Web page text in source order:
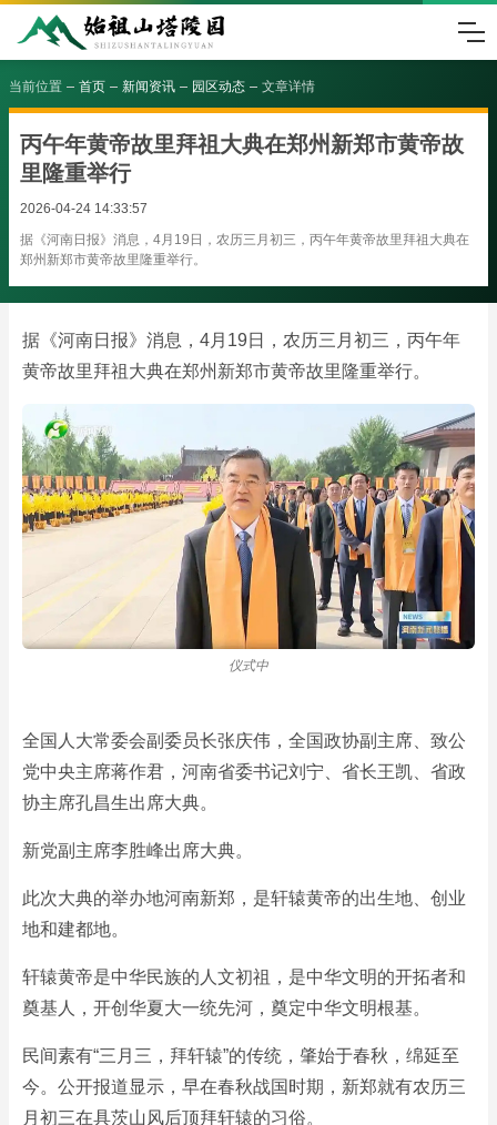
当前位置 首页 新闻资讯 园区动态 文章详情
丙午年黄帝故里拜祖大典在郑州新郑市黄帝故
里隆重举行
2026-04-24 14:33:57
据《河南日报》消息，4月19日，农历三月初三，丙午年黄帝故里拜祖大典在
郑州新郑市黄帝故里隆重举行。
据《河南日报》消息，4月19日，农历三月初三，丙午年
黄帝故里拜祖大典在郑州新郑市黄帝故里隆重举行。
仪式中
全国人大常委会副委员长张庆伟，全国政协副主席、致公
党中央主席蒋作君，河南省委书记刘宁、省长王凯、省政
协主席孔昌生出席大典。
新党副主席李胜峰出席大典。
此次大典的举办地河南新郑，是轩辕黄帝的出生地、创业
地和建都地。
轩辕黄帝是中华民族的人文初祖，是中华文明的开拓者和
奠基人，开创华夏大一统先河，奠定中华文明根基。
民间素有“三月三，拜轩辕”的传统，肇始于春秋，绵延至
今。公开报道显示，早在春秋战国时期，新郑就有农历三
月初三在具茨山风后顶拜轩辕的习俗。